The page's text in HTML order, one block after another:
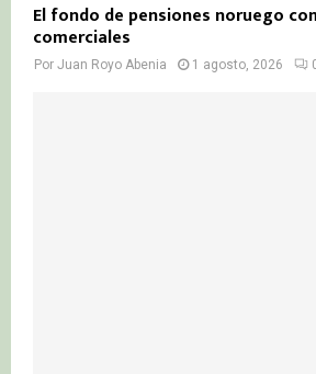
El fondo de pensiones noruego
comerciales
Por Juan Royo Abenia 1 agosto, 2026